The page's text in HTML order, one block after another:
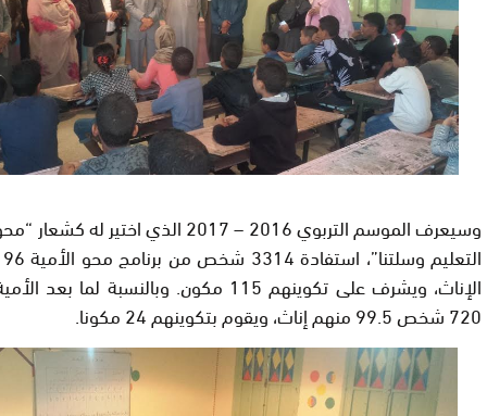
وسيعرف الموسم التربوي 2016 – 2017 الذي
الإناث، ويشرف على تكوينهم 115 مكون.
720 شخص 99.5 منهم إناث، ويقوم بتكوينهم 24 مكونا.